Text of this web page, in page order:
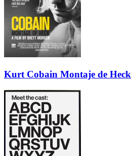
Kurt Cobain Montaje de Heck